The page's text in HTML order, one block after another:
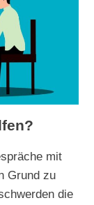
mit
Grund zu
die